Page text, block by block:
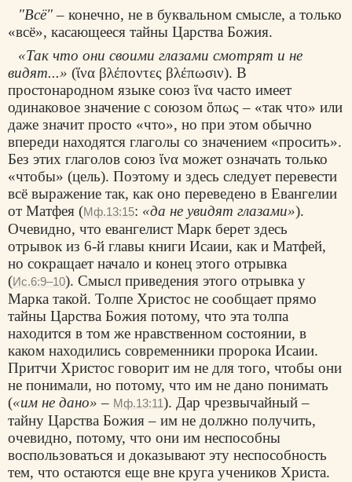
"Всё"– конечно, не в буквальном смысле, а только
«всё», касающееся тайны Царства Божия.
«Так что они своими глазами смотрят и не
видят...» (ἵνα βλέποντες βλέπωσιν). В
простонародном языке союз ἵνα часто имеет
одинаковое значение с союзом ὅπως – «так что» или
даже значит просто «что», но при этом обычно
впереди находятся глаголы со значением «просить».
Без этих глаголов союз ἵνα может означать только
«чтобы» (цель). Поэтому и здесь следует перевести
всё выражение так, как оно переведено в Евангелии
от Матфея (Мф.13:15: «да не увидят глазами»).
Очевидно, что евангелист Марк берет здесь
отрывок из 6-й главы книги Исаии, как и Матфей,
но сокращает начало и конец этого отрывка
(Ис.6:9–10). Смысл приведения этого отрывка у
Марка такой. Толпе Христос не сообщает прямо
тайны Царства Божия потому, что эта толпа
находится в том же нравственном состоянии, в
каком находились современники пророка Исаии.
Притчи Христос говорит им не для того, чтобы они
не понимали, но потому, что им не дано понимать
(«им не дано» – Мф.13:11). Дар чрезвычайный –
тайну Царства Божия – им не должно получить,
очевидно, потому, что они им неспособны
воспользоваться и доказывают эту неспособность
тем, что остаются еще вне круга учеников Христа.